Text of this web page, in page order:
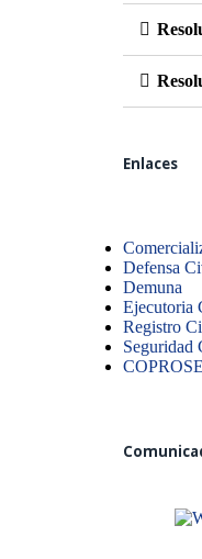
Enlaces
Defensa
Demuna
Ejecutoria
Registro
Seguridad